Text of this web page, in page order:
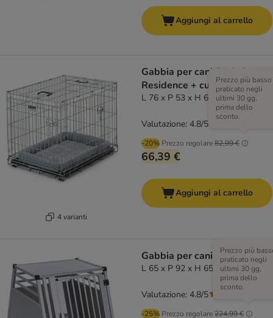
Aggiungi al carrello
4 varianti
Gabbia per cani Savic Dog
Residence + cuscino
L 76 x P 53 x H 61 cm
-20% Prezzo regolare82,99 €
Prezzo più basso
praticato negli
ultimi 30 gg,
prima dello
sconto.
66,39 €
Valutazione: 4.8/5
Aggiungi al carrello
Gabbia per cani AluRide
L 65 x P 92 x H 65 cm
-25% Prezzo regolare224,99 €
Prezzo più
praticato negli
ultimi 30 gg,
prima dello
sconto.
Valutazione: 4.8/5